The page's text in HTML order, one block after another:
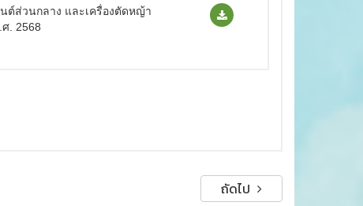
ต์ส่วนกลาง และเครื่องตัดหญ้า
. 2568
ถัดไป